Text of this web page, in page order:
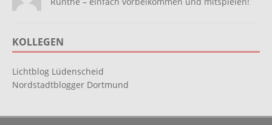
KOLLEGEN
Lichtblog Lüdenscheid
Nordstadtblogger Dortmund